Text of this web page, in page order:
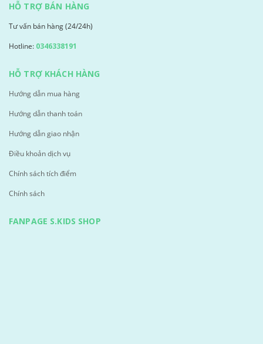
HỖ TRỢ BÁN HÀNG
Tư vấn bán hàng (24/24h)
Hotline: 0346338191
HỖ TRỢ KHÁCH HÀNG
Hướng dẫn mua hàng
Hướng dẫn thanh toán
Hướng dẫn giao nhận
Điều khoản dịch vụ
Chính sách tích điểm
Chính sách
FANPAGE S.KIDS SHOP